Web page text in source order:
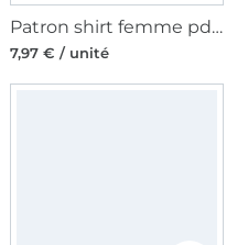
Patron shirt femme pdf Canela Erbsünde, en allemand
7,97 € / unité